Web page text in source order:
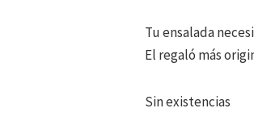
original
era:
es:
Tu ensalada
El regaló más
Sin existencias